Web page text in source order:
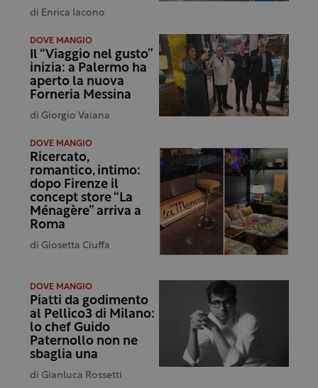
di Enrica Iacono
DOVE MANGIO
Il “Viaggio nel gusto”
inizia: a Palermo ha
aperto la nuova
Forneria Messina
di Giorgio Vaiana
DOVE MANGIO
Ricercato,
romantico, intimo:
dopo Firenze il
concept store “La
Ménagère” arriva a
Roma
di Giosetta Ciuffa
DOVE MANGIO
Piatti da godimento
al Pellico3 di Milano:
lo chef Guido
Paternollo non ne
sbaglia una
di Gianluca Rossetti